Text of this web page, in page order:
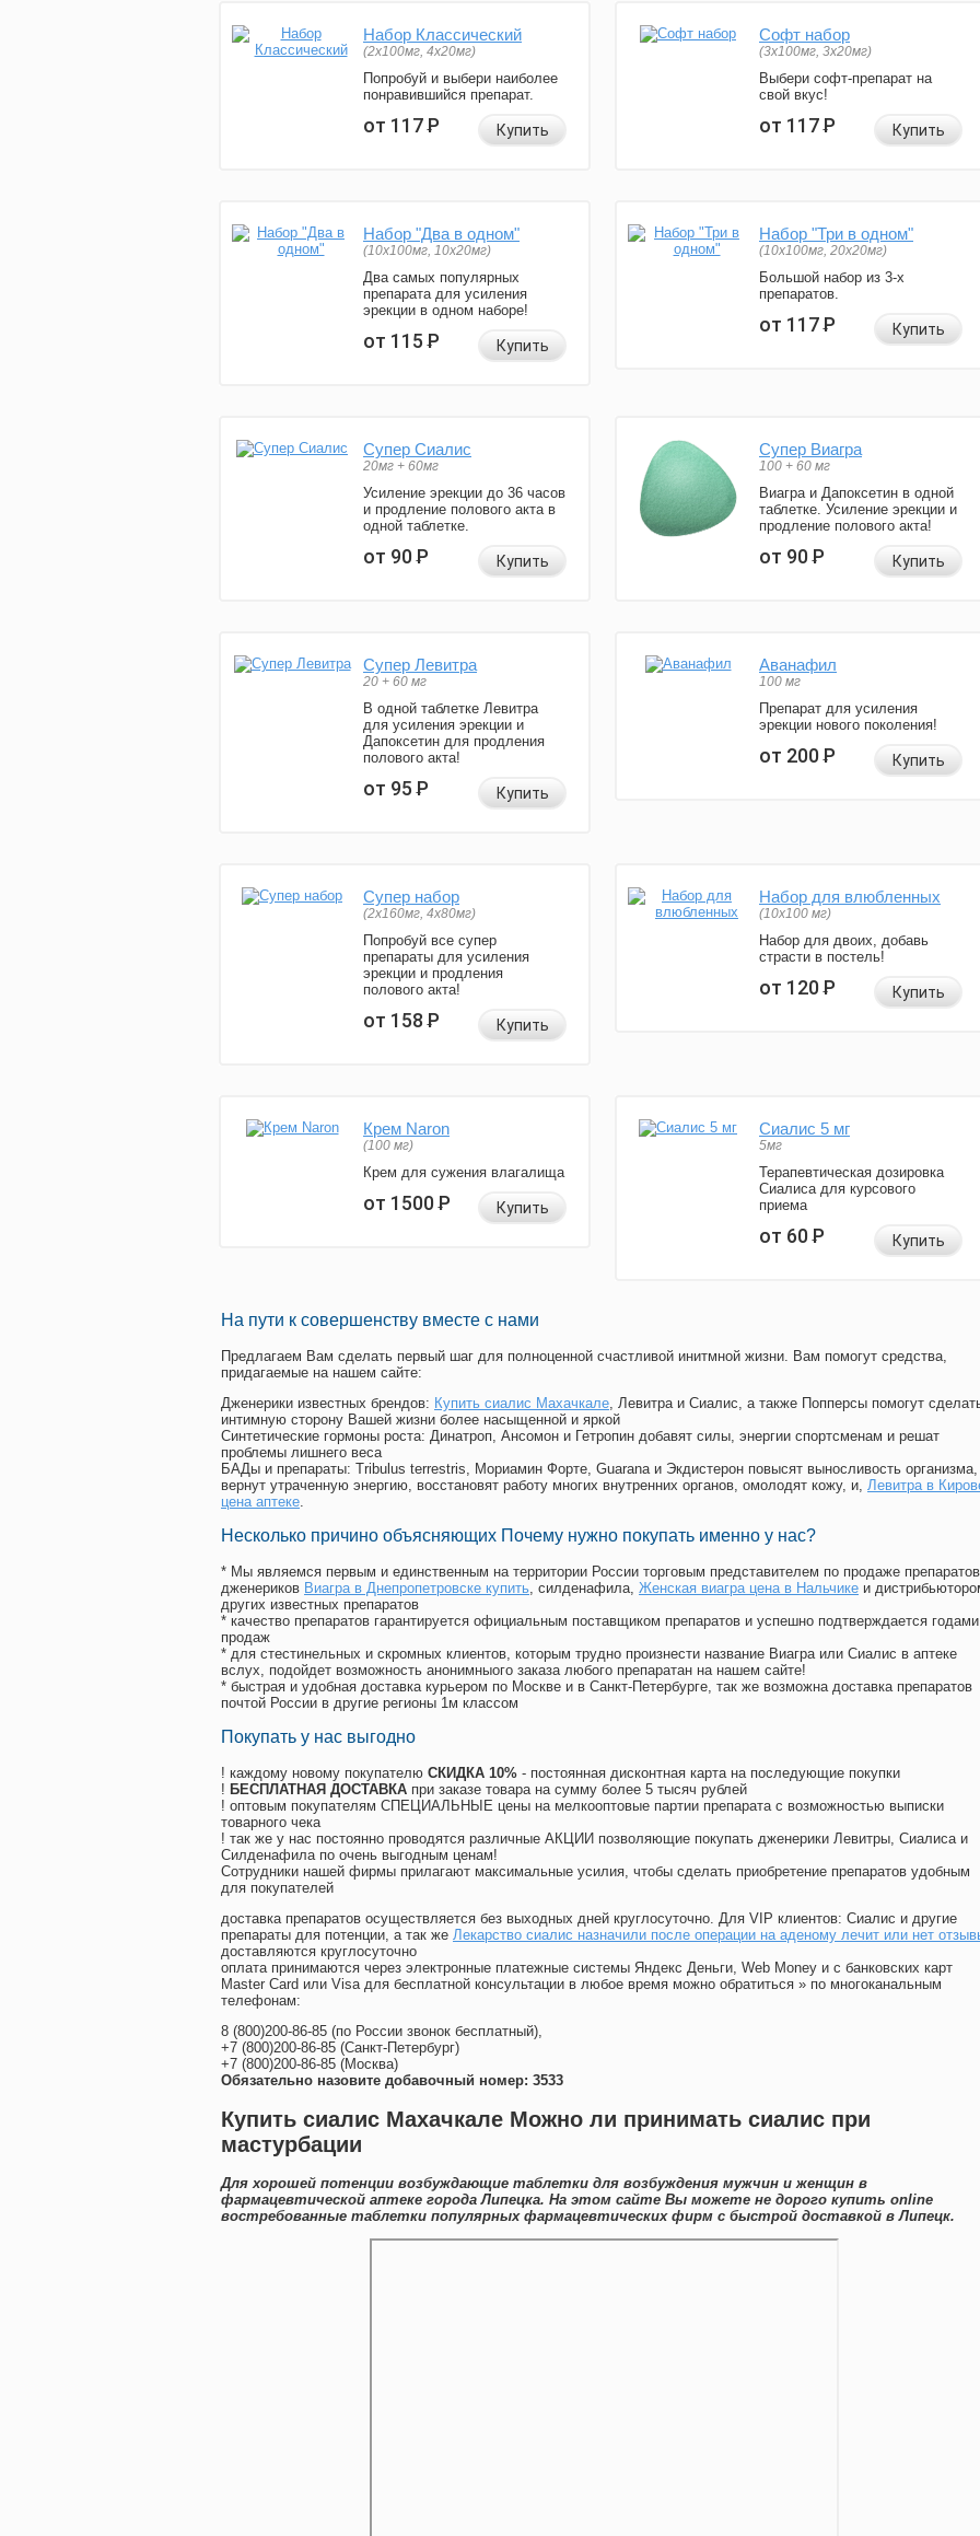
Набор Классический
(2x100мг, 4x20мг)
Попробуй и выбери наиболее
понравившийся препарат.
от 117Р Купить
Софт набор
(3x100мг, 3x20мг)
Выбери софт-препарат на
свой вкус!
от 117Р Купить
Набор "Два в одном"
(10x100мг, 10x20мг)
Два самых популярных
препарата для усиления
эрекции в одном наборе!
от 115Р Купить
Набор "Три в одном"
(10x100мг, 20x20мг)
Большой набор из 3-х
препаратов.
от 117Р Купить
Супер Сиалис
20мг + 60мг
Усиление эрекции до 36 часов
и продление полового акта в
одной таблетке.
от 90Р Купить
Супер Виагра
100 + 60 мг
Виагра и Дапоксетин в одной
таблетке. Усиление эрекции и
продление полового акта!
от 90Р Купить
Супер Левитра
20 + 60 мг
В одной таблетке Левитра
для усиления эрекции и
Дапоксетин для продления
полового акта!
от 95Р Купить
Аванафил
100 мг
Препарат для усиления
эрекции нового поколения!
от 200Р Купить
Супер набор
(2х160мг, 4х80мг)
Попробуй все супер
препараты для усиления
эрекции и продления
полового акта!
от 158Р Купить
Набор для влюбленных
(10х100 мг)
Набор для двоих, добавь
страсти в постель!
от 120Р Купить
Крем Naron
(100 мг)
Крем для сужения влагалища
от 1500Р Купить
Сиалис 5 мг
5мг
Терапевтическая дозировка
Сиалиса для курсового
приема
от 60Р Купить
На пути к совершенству вместе с нами
Предлагаем Вам сделать первый шаг для полноценной счастливой инитмной жизни. Вам помогут средства,
придагаемые на нашем сайте:
Дженерики известных брендов: Купить сиалис Махачкале, Левитра и Сиалис, а также Попперсы помогут
интимную сторону Вашей жизни более насыщенной и яркой
Синтетические гормоны роста: Динатроп, Ансомон и Гетропин добавят силы, энергии спортсменам и решат
проблемы лишнего веса
БАДы и препараты: Tribulus terrestris, Мориамин Форте, Guarana и Экдистерон повысят выносливость организма,
вернут утраченную энергию, восстановят работу многих внутренних органов, омолодят кожу, и, Левитра в
цена аптеке.
Несколько причино объясняющих Почему нужно покупать именно у нас?
* Мы являемся первым и единственным на территории России торговым представителем по продаже препаратов
дженериков Виагра в Днепропетровске купить, силденафила, Женская виагра цена в Нальчике и
других известных препаратов
* качество препаратов гарантируется официальным поставщиком препаратов и успешно подтверждается годами
продаж
* для стестинельных и скромных клиентов, которым трудно произнести название Виагра или Сиалис в аптеке
вслух, подойдет возможность анонимныого заказа любого препаратан на нашем сайте!
* быстрая и удобная доставка курьером по Москве и в Санкт-Петербурге, так же возможна доставка препаратов
почтой России в другие регионы 1м классом
Покупать у нас выгодно
! каждому новому покупателю СКИДКА 10% - постоянная дисконтная карта на последующие покупки
! БЕСПЛАТНАЯ ДОСТАВКА при заказе товара на сумму более 5 тысяч рублей
! оптовым покупателям СПЕЦИАЛЬНЫЕ цены на мелкооптовые партии препарата с возможностью выписки
товарного чека
! так же у нас постоянно проводятся различные АКЦИИ позволяющие покупать дженерики Левитры, Сиалиса и
Силденафила по очень выгодным ценам!
Cотрудники нашей фирмы прилагают максимальные усилия, чтобы сделать приобретение препаратов удобным
для покупателей
доставка препаратов осуществляется без выходных дней круглосуточно. Для VIP клиентов: Сиалис и другие
препараты для потенции, а так же Лекарство сиалис назначили после операции на аденому лечит или нет
доставляются круглосуточно
оплата принимаются через электронные платежные системы Яндекс Деньги, Web Money и с банковских карт
Master Card или Visa для бесплатной консультации в любое время можно обратиться » по многоканальным
телефонам:
8 (800)200-86-85 (по России звонок бесплатный),
+7 (800)200-86-85 (Санкт-Петербург)
+7 (800)200-86-85 (Москва)
Обязательно назовите добавочный номер: 3533
Купить сиалис Махачкале Можно ли принимать сиалис при
мастурбации
Для хорошей потенции возбуждающие таблетки для возбуждения мужчин и женщин в
фармацевтической аптеке города Липецка. На этом сайте Вы можете не дорого купить online
востребованные таблетки популярных фармацевтических фирм с быстрой доставкой в Липецк.